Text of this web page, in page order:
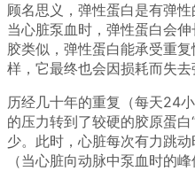
顾名思义，弹性蛋白是有弹性
当心脏泵血时，弹性蛋白会
胶类似，弹性蛋白能承受重
样，它最终也会因损耗而失去
历经几十年的重复（每天24
的压力转到了较硬的胶原蛋
少。此时，心脏每次有力跳
（当心脏向动脉中泵血时的峰